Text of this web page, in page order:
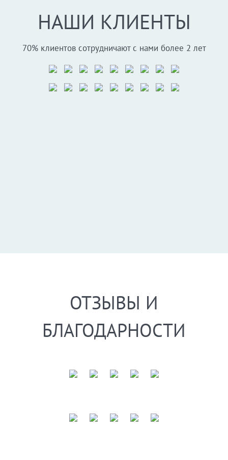
НАШИ КЛИЕНТЫ
70% клиентов сотрудничают с нами более 2 лет
ОТЗЫВЫ И
БЛАГОДАРНОСТИ